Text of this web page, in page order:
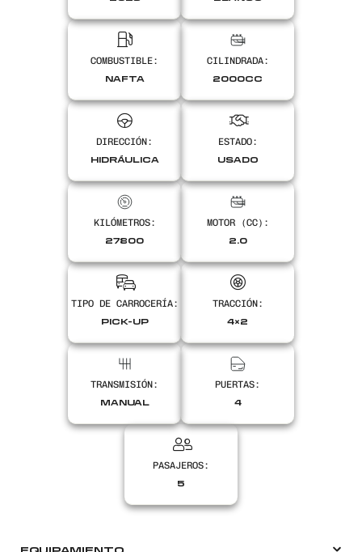
Encontranos en
COMBUSTIBLE:
NAFTA
CILINDRADA:
2000CC
DIRECCIÓN:
HIDRÁULICA
ESTADO:
USADO
KILÓMETROS:
27800
MOTOR (CC):
2.0
TIPO DE CARROCERÍA:
PICK-UP
TRACCIÓN:
4×2
TRANSMISIÓN:
MANUAL
PUERTAS:
4
PASAJEROS:
5
EQUIPAMIENTO